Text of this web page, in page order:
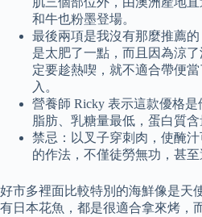
和牛也粉墨登場。
最後兩項是我沒有那麼推薦
是太肥了一點，而且因為涼
定要趁熱喫，就不適合帶便
入。
營養師 Ricky 表示這款優格是
脂肪、乳糖量最低，蛋白質含
禁忌：以叉子穿刺肉，使醃
的作法，不僅徒勞無功，甚至
好市多裡面比較特別的海鮮像是天
有日本花魚，都是很適合拿來烤，